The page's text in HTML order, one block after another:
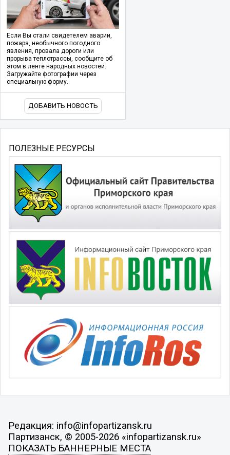
Если Вы стали свидетелем аварии,
пожара, необычного погодного
явления, провала дороги или
прорыва теплотрассы, сообщите об
этом в ленте народных новостей.
Загружайте фотографии через
специальную форму.
ДОБАВИТЬ НОВОСТЬ
ПОЛЕЗНЫЕ РЕСУРСЫ
Редакция: info@infopartizansk.ru
Партизанск, © 2005-2026 «infopartizansk.ru»
ПОКАЗАТЬ БАННЕРНЫЕ МЕСТА